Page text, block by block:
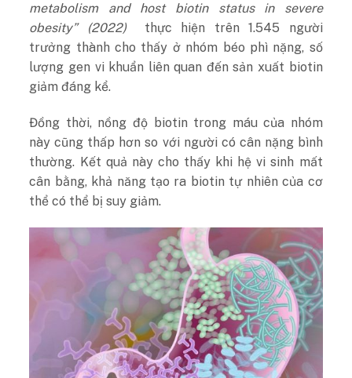
metabolism and host biotin status in severe
obesity” (2022)thực hiện trên 1.545 người
trưởng thành cho thấy ở nhóm béo phì nặng, số
lượng gen vi khuẩn liên quan đến sản xuất biotin
giảm đáng kể.
Đồng thời, nồng độ biotin trong máu của nhóm
này cũng thấp hơn so với người có cân nặng bình
thường. Kết quả này cho thấy khi hệ vi sinh mất
cân bằng, khả năng tạo ra biotin tự nhiên của cơ
thể có thể bị suy giảm.